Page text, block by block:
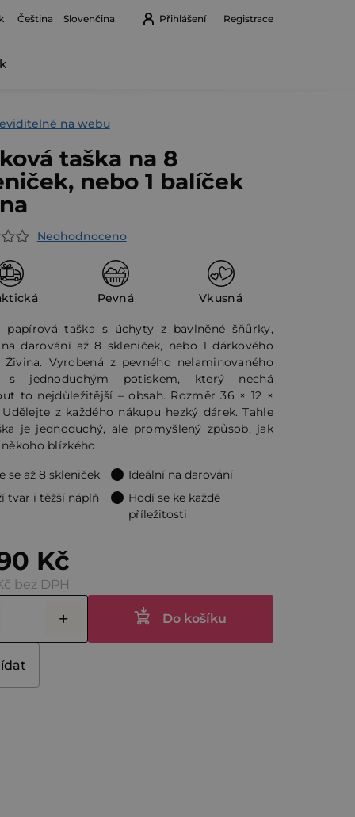
Čeština Slovenčina Přihlášení Registrace
Nákupní
na webu
taška na 8
nebo 1 balíček
Neohodnoceno
Pevná Vkusná
papírová taška s úchyty z bavlněné šňůrky,
darování až 8 skleniček, nebo 1 dárkového
Živina. Vyrobená z pevného nelaminovaného
s jednoduchým potiskem, který nechá
to nejdůležitější – obsah. Rozměr 36 × 12 ×
z každého nákupu hezký dárek. Tahle
je jednoduchý, ale promyšlený způsob, jak
blízkého.
se až 8 skleniček
Ideální na darování
tvar i těžší náplň
Hodí se ke každé
příležitosti
Kč
bez DPH
Do košíku